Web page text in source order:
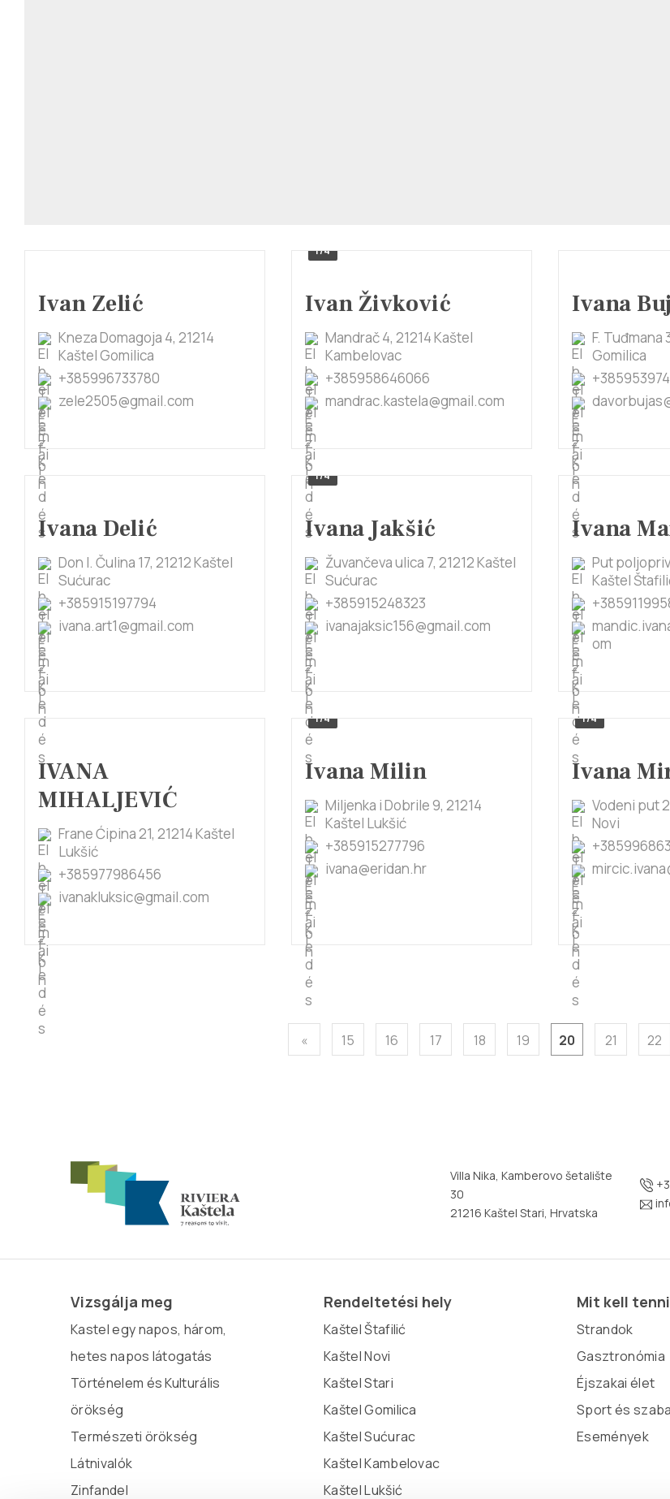
Ivan Zelić
Kneza Domagoja 4, 21214
Kaštel Gomilica
+385996733780
zele2505@gmail.com
1/4
Ivan Živković
Mandrač 4, 21214 Kaštel
Kambelovac
+385958646066
mandrac.kastela@gmail.com
Ivana
F. Tuđmana
Gomilica
Ivana Delić
Don I. Čulina 17, 21212 Kaštel
Sućurac
+385915197794
ivana.art1@gmail.com
1/4
Ivana Jakšić
Žuvančeva ulica 7, 21212 Kaštel
Sućurac
+385915248323
ivanajaksic156@gmail.com
Ivana
Put
Kaštel
om
IVANA
MIHALJEVIĆ
Frane Ćipina 21, 21214 Kaštel
Lukšić
+385977986456
ivanakluksic@gmail.com
1/4
Ivana Milin
Miljenka i Dobrile 9, 21214
Kaštel Lukšić
+385915277796
ivana@eridan.hr
1/4
Ivana
Vodeni put
Novi
« 15 16 17 18 19 20 21 22
Villa Nika, Kamberovo šetalište
30
21216 Kaštel Stari, Hrvatska
Vizsgálja meg
Kastel egy napos, három,
hetes napos látogatás
Történelem és Kulturális
örökség
Természeti örökség
Látnivalók
Zinfandel
Rendeltetési hely
Kaštel Štafilić
Kaštel Novi
Kaštel Stari
Kaštel Gomilica
Kaštel Sućurac
Kaštel Kambelovac
Kaštel Lukšić
Mit kell
Strandok
Gasztronómia
Éjszakai élet
Sport és
Események